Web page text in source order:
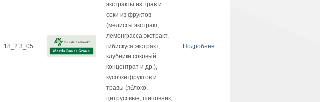
18_2.3_05
экстракты из трав и
соки из фруктов
(мелиссы экстракт,
лемонграсса экстракт,
гибискуса экстракт,
клубники соковый
концентрат и др.),
кусочки фруктов и
травы (яблоко,
цитрусовые, шиповник,
Подробнее